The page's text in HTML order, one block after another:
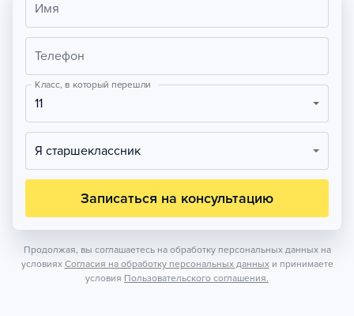
Имя
Телефон
Класс, в который перешли
11
Я старшеклассник
Записаться на консультацию
Продолжая, вы соглашаетесь на обработку персональных данных на
условиях Согласия на обработку персональных данных и принимаете
условия Пользовательского соглашения.